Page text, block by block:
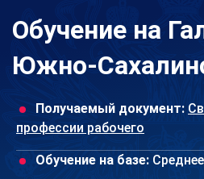
Обучение на
Южно-
Получаемый документ:
профессии рабочего
Обучение на базе: